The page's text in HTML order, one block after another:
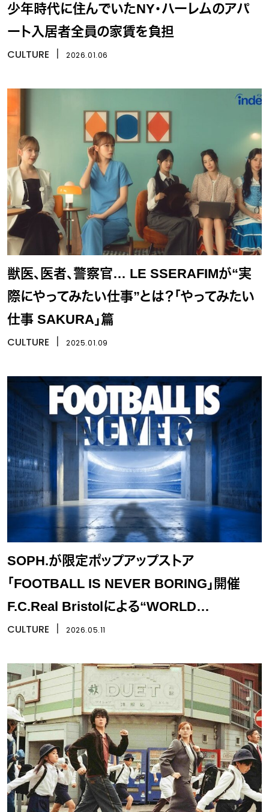
少年時代に住んでいたNY・ハーレムのアパ
ート入居者全員の家賃を負担
CULTURE 2026.01.06
獣医、医者、警察官… LE SSERAFIMが“実
際にやってみたい仕事”とは？「やってみたい
仕事 SAKURA」篇
CULTURE 2025.01.09
SOPH.が限定ポップアップストア
「FOOTBALL IS NEVER BORING」開催
F.C.Real Bristolによる“WORLD
CHAMPIONSHIPS”始動
CULTURE 2026.05.11